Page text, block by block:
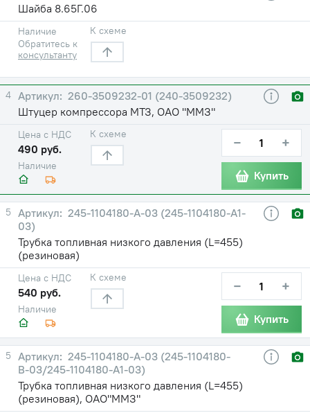
Шайба 8.65Г.06
Наличие
Обратитесь к
консультанту
К схеме
4
260-3509232-01 (240-3509232)
Штуцер компрессора МТЗ, ОАО "ММЗ"
Наличие
Цена с НДС
490 руб.
К схеме − +
Купить
5
245-1104180-А-03 (245-1104180-А1-
03)
Трубка топливная низкого давления (L=455)
(резиновая)
Наличие
Цена с НДС
540 руб.
К схеме − +
Купить
5
245-1104180-А-03 (245-1104180-
В-03/245-1104180-А1-03)
Трубка топливная низкого давления (L=455)
(резиновая), ОАО"ММЗ"